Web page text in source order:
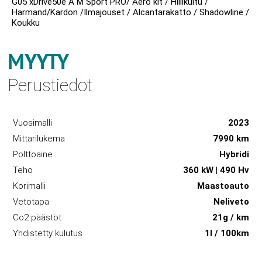
Harmand/Kardon /Ilmajouset / Alcantarakatto / Shadowline /
Koukku
MYYTY
Perustiedot
Vuosimalli
2023
Mittarilukema
7990 km
Polttoaine
Hybridi
Teho
360 kW | 490 Hv
Korimalli
Maastoauto
Vetotapa
Neliveto
Co2 päästöt
21g / km
Yhdistetty kulutus
1l / 100km